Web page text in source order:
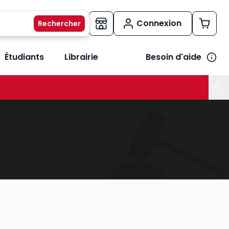
Connexion
métiers
le sous-menu Vos besoins
Étudiants Librairie Besoin d'aide